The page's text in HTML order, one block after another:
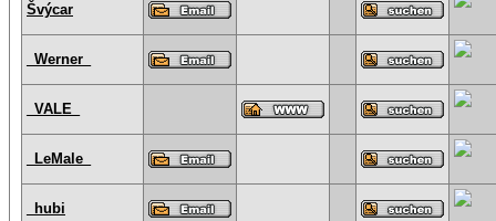
Švýcar
_Werner_
_VALE_
_LeMale_
_hubi